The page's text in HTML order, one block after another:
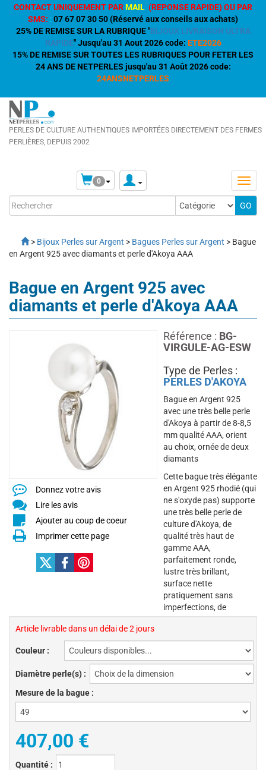
CONTACT UNIQUEMENT PARMAIL (REPONSE RAPIDE) OU PAR
SMS: :07 67 07 30 50 (Réservé aux conseils aux achats)
25% DE REMISE SUR LA RUBRIQUE "BIJOUX LIVRAISON ULTRA
RAPIDE" Jusqu'au 31 Aout 2026 code: ETE2026
15% DE REMISE SUR TOUTES LES RUBRIQUES POUR FETER LES
24 ANS DE NETPERLES jusqu'au 31 Août 2026 code:
24ANSNETPERLES
PERLES DE CULTURE AUTHENTIQUES IMPORTÉES DIRECTEMENT DES FERMES
PERLIÈRES, DEPUIS 2002
0
> Bijoux Perles sur Argent > Bagues Perles sur Argent > Bague
en Argent 925 avec diamants et perle d'Akoya AAA
Bague en Argent 925 avec
diamants et perle d'Akoya AAA
Donnez votre avis
Lire les avis
Ajouter au coup de coeur
Imprimer cette page
Article livrable dans un délai de 2 jours
Couleur :
Diamètre perle(s) :
Mesure de la bague :
407,00 €
Quantité :
Référence : BG-
VIRGULE-AG-ESW
Type de Perles :
PERLES D'AKOYA
Bague en Argent 925
avec une très belle perle
d'Akoya à partir de 8-8,5
mm qualité AAA, orient
au choix, ornée de deux
diamants
Cette bague très élégante
en Argent 925 rhodié (qui
ne s'oxyde pas) supporte
une très belle perle de
culture d'Akoya, de
qualité très haut de
gamme AAA,
parfaitement ronde,
lustre très brillant,
surface nette
pratiquement sans
imperfections, de